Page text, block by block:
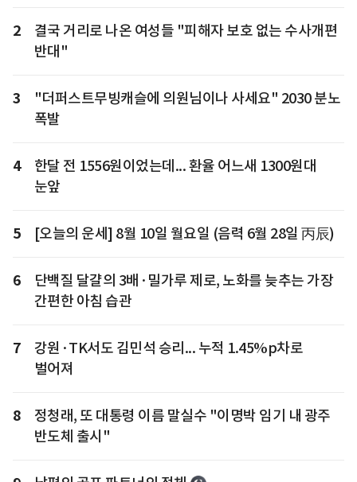
2
결국 거리로 나온 여성들 "피해자 보호 없는 수사개편
반대"
3
"더퍼스트무빙캐슬에 의원님이나 사세요" 2030 분노
폭발
4
한달 전 1556원이었는데... 환율 어느새 1300원대
눈앞
5 [오늘의 운세] 8월 10일 월요일 (음력 6월 28일 丙辰)
6
단백질 달걀의 3배·밀가루 제로, 노화를 늦추는 가장
간편한 아침 습관
7
강원·TK서도 김민석 승리... 누적 1.45%p차로
벌어져
8
정청래, 또 대통령 이름 말실수 "이명박 임기 내 광주
반도체 출시"